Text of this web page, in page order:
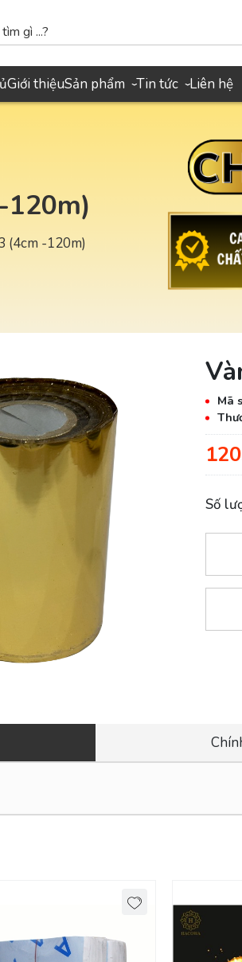
Giới thiệuSản phẩm ›Tin tức ›Liên hệ
120m)
(4cm -120m)
Mã
Số